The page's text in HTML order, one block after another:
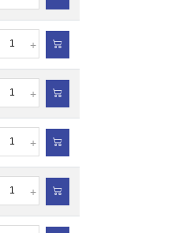
+
+
+
+